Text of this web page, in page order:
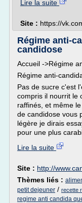
Lire la suite
Site : https://
Régime anti-
candidose
Accueil ->Régime
Régime anti-
Pas de sucre c'est
compris il nourrit le
raffinés, et même
de candidose vous
légère je dirais
pour une plus
Lire la suite
Site : http://
Thèmes liés :
petit dejeuner / recette
regime anti candida